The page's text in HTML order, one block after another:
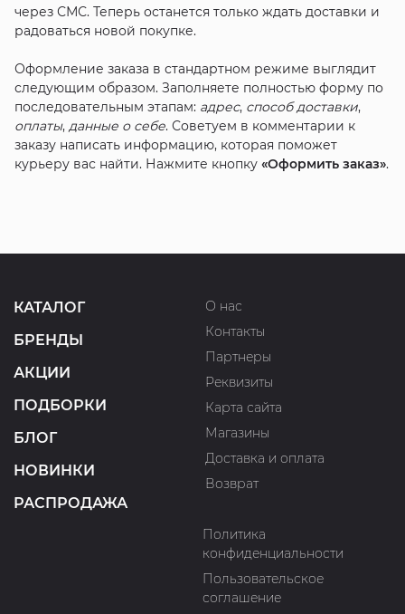
через СМС. Теперь останется только ждать доставки и
радоваться новой покупке.
Оформление заказа в стандартном режиме выглядит
следующим образом. Заполняете полностью форму по
последовательным этапам: адрес, способ доставки,
оплаты, данные о себе. Советуем в комментарии к
заказу написать информацию, которая поможет
курьеру вас найти. Нажмите кнопку «Оформить заказ».
КАТАЛОГ
БРЕНДЫ
АКЦИИ
ПОДБОРКИ
БЛОГ
НОВИНКИ
РАСПРОДАЖА
О нас
Контакты
Партнеры
Реквизиты
Карта сайта
Магазины
Доставка и оплата
Возврат
Политика
конфиденциальности
Пользовательское
соглашение